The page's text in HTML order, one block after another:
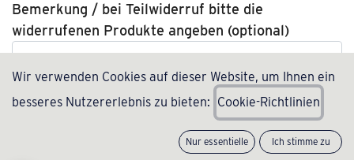
Bemerkung / bei Teilwiderruf bitte die
widerrufenen Produkte angeben (optional)
Wir verwenden Cookies auf dieser Website, um Ihnen ein
besseres Nutzererlebnis zu bieten: Cookie-Richtlinien
Nur essentielle Ich stimme zu